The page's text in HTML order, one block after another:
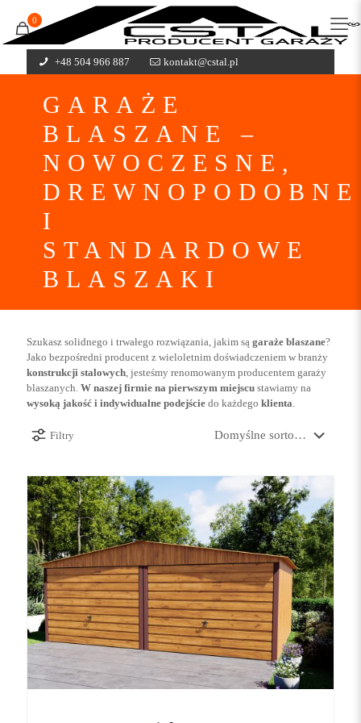
+48 504 966 887 kontakt@cstal.pl
0
GARAŻE
BLASZANE –
NOWOCZESNE,
DREWNOPODOBNE
I
STANDARDOWE
BLASZAKI
Szukasz solidnego i trwałego rozwiązania, jakim są garaże blaszane?
Jako bezpośredni producent z wieloletnim doświadczeniem w branży
konstrukcji stalowych, jesteśmy renomowanym producentem garaży
blaszanych. W naszej firmie na pierwszym miejscu stawiamy na
wysoką jakość i indywidualne podejście do każdego klienta.
Filtry